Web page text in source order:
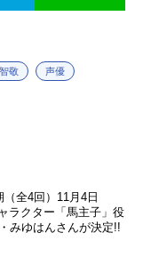
敬 声優
（全4回）11月4日
ラクター「馬主子」役
みゆはんさんが決定!!